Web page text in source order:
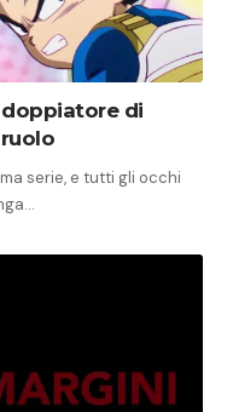
doppiatore di
serie, e tutti gli occhi